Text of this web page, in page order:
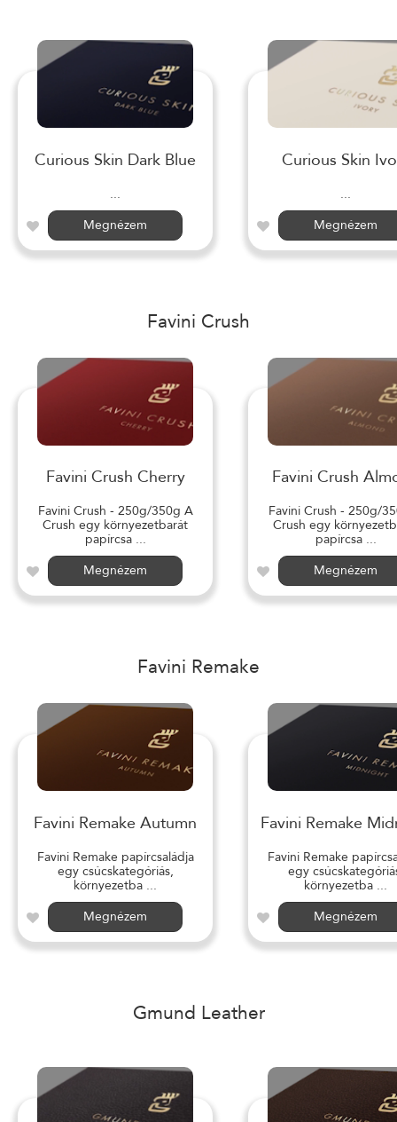
Curious Skin Dark Blue
...
Megnézem
Curious Skin
...
Megnézem
Favini Crush
Favini Crush Cherry
Favini Crush - 250g/350g A
Crush egy környezetbarát
papírcsa ...
Megnézem
Favini Crush
Favini Crush - 250g/
Crush egy
papírcsa ...
Megnézem
Favini Remake
Favini Remake Autumn
Favini Remake papírcsaládja
egy csúcskategóriás,
környezetba ...
Megnézem
Favini Remake
Favini Remake
egy
környezetba ...
Megnézem
Gmund Leather